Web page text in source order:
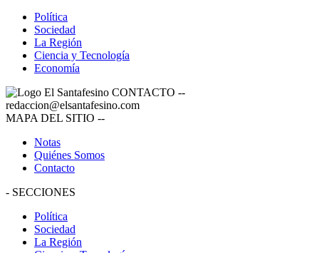
Política
Sociedad
La Región
Ciencia y Tecnología
Economía
CONTACTO --
redaccion@elsantafesino.com
MAPA DEL SITIO --
Notas
Quiénes Somos
Contacto
- SECCIONES
Política
Sociedad
La Región